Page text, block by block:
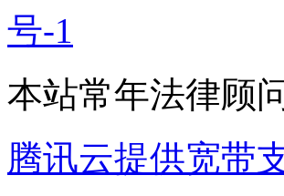
号-1
本站常年法律顾
腾讯云提供宽带